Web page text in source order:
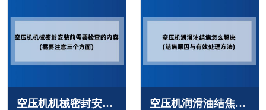
空压机机械密封安装前需要检查的内容(需要注意三个方面) 空压机润滑油结焦怎么解决(结焦原因与有效处理方法)